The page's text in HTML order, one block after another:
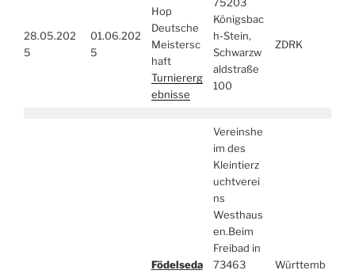
28.05.202
5
01.06.202
5
Hop
Deutsche
Meistersc
haft
Turniererg
ebnisse
75203
Königsbac
h-Stein,
Schwarzw
aldstraße
100
ZDRK
Födelseda
Vereinshe
im des
Kleintierz
uchtverei
ns
Westhaus
en.Beim
Freibad in
73463
Württemb